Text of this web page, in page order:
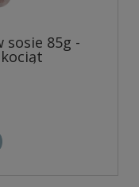
sosie 85g -